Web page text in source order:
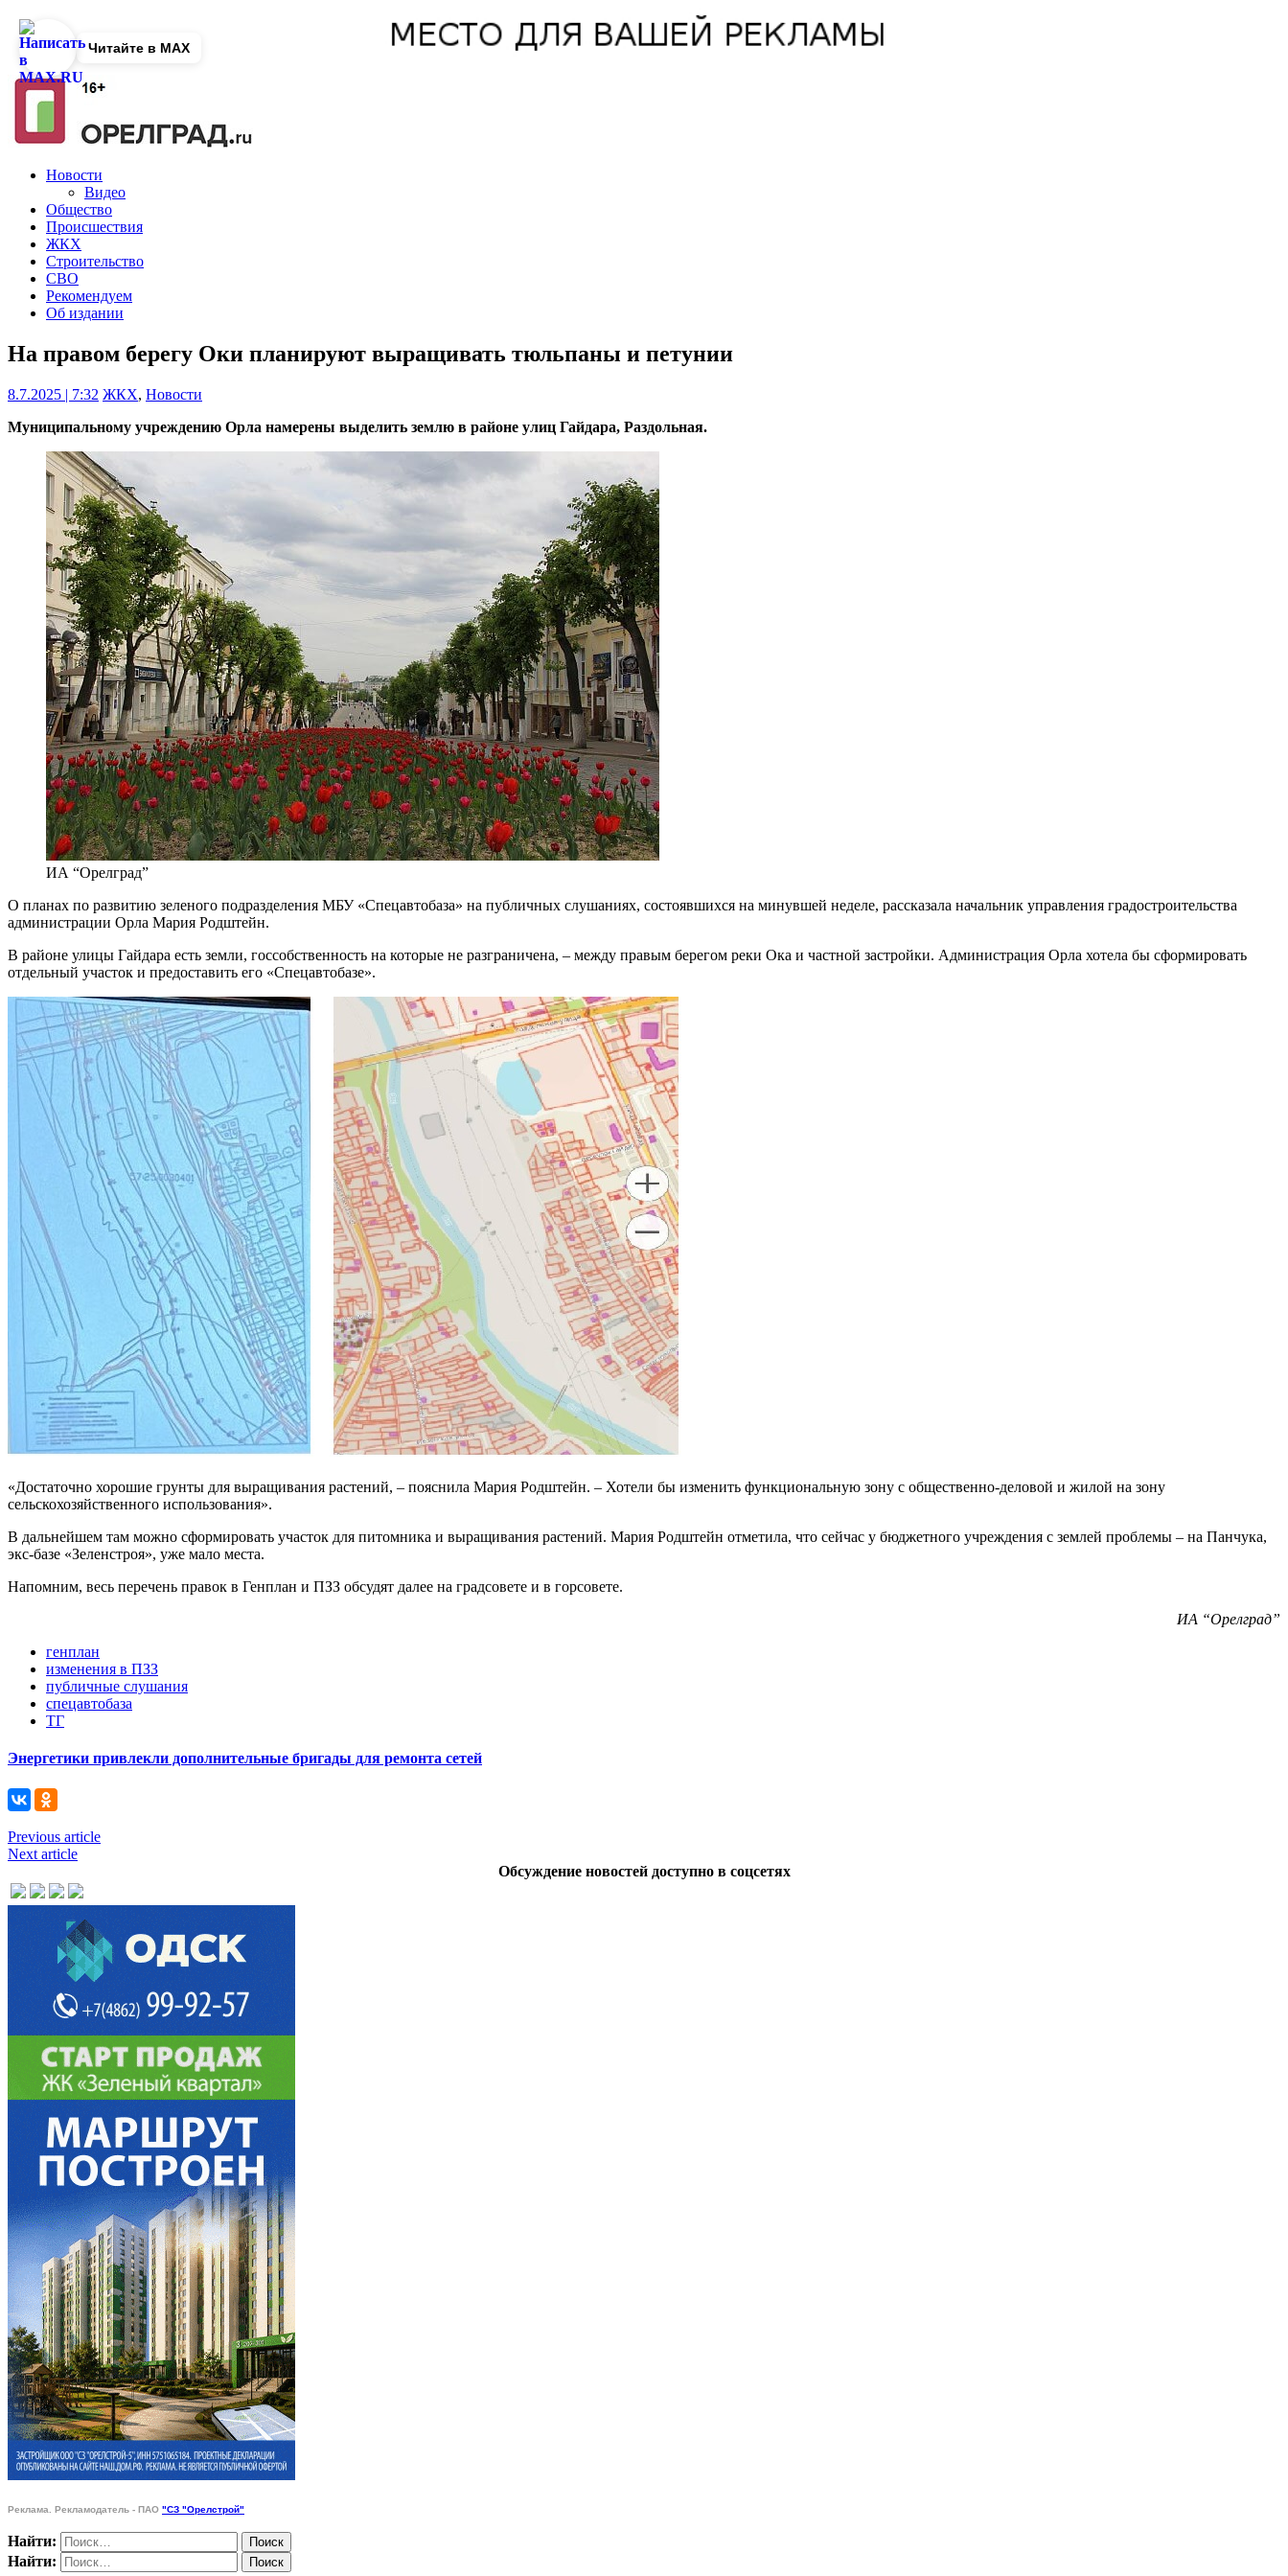
Новости
Видео
Общество
Происшествия
ЖКХ
Строительство
СВО
Рекомендуем
Об издании
На правом берегу Оки планируют выращивать тюльпаны и петунии
8.7.2025 | 7:32 ЖКХ, Новости
Муниципальному учреждению Орла намерены выделить землю в районе улиц Гайдара, Раздольная.
ИА “Орелград”
О планах по развитию зеленого подразделения МБУ «Спецавтобаза» на публичных слушаниях, состоявшихся на минувшей неделе, рассказала начальник управления градостроительства
администрации Орла Мария Родштейн.
В районе улицы Гайдара есть земли, госсобственность на которые не разграничена, – между правым берегом реки Ока и частной застройки. Администрация Орла хотела бы сформировать
отдельный участок и предоставить его «Спецавтобазе».
«Достаточно хорошие грунты для выращивания растений, – пояснила Мария Родштейн. – Хотели бы изменить функциональную зону с общественно-деловой и жилой на зону
сельскохозяйственного использования».
В дальнейшем там можно сформировать участок для питомника и выращивания растений. Мария Родштейн отметила, что сейчас у бюджетного учреждения с землей проблемы – на Панчука,
экс-базе «Зеленстроя», уже мало места.
Напомним, весь перечень правок в Генплан и ПЗЗ обсудят далее на градсовете и в горсовете.
ИА “Орелград”
генплан
изменения в ПЗЗ
публичные слушания
спецавтобаза
ТГ
Энергетики привлекли дополнительные бригады для ремонта сетей
Previous article
Next article
Обсуждение новостей доступно в соцсетях
Реклама. Рекламодатель - ПАО "СЗ "Орелстрой"
Найти:
Найти:
Читайте в MAX